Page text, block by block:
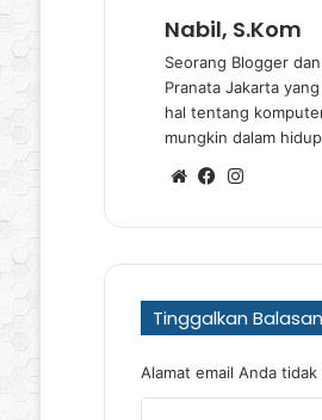
Nabil, S.Kom
Seorang Blogger
Pranata Jakarta
hal tentang
mungkin dalam
WebsiteFacebook
Tinggalkan Balasan
Alamat email Anda